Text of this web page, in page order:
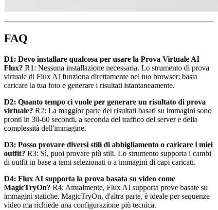
FAQ
D1: Devo installare qualcosa per usare la Prova Virtuale AI
Flux? R1: Nessuna installazione necessaria. Lo strumento di prova
virtuale di Flux AI funziona direttamente nel tuo browser: basta
caricare la tua foto e generare i risultati istantaneamente.
D2: Quanto tempo ci vuole per generare un risultato di prova
virtuale? R2: La maggior parte dei risultati basati su immagini sono
pronti in 30-60 secondi, a seconda del traffico del server e della
complessità dell'immagine.
D3: Posso provare diversi stili di abbigliamento o caricare i miei
outfit? R3: Sì, puoi provare più stili. Lo strumento supporta i cambi
di outfit in base a temi selezionati o a immagini di capi caricati.
D4: Flux AI supporta la prova basata su video come
MagicTryOn? R4: Attualmente, Flux AI supporta prove basate su
immagini statiche. MagicTryOn, d'altra parte, è ideale per sequenze
video ma richiede una configurazione più tecnica.